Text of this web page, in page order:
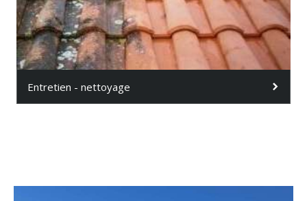
Entretien - nettoyage